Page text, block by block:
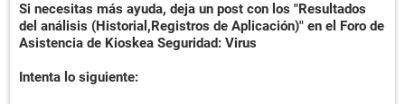
Si necesitas más ayuda, deja un post con los "Resultados
del análisis (Historial,Registros de Aplicación)" en el Foro de
Asistencia de Kioskea Seguridad: Virus
Intenta lo siguiente: